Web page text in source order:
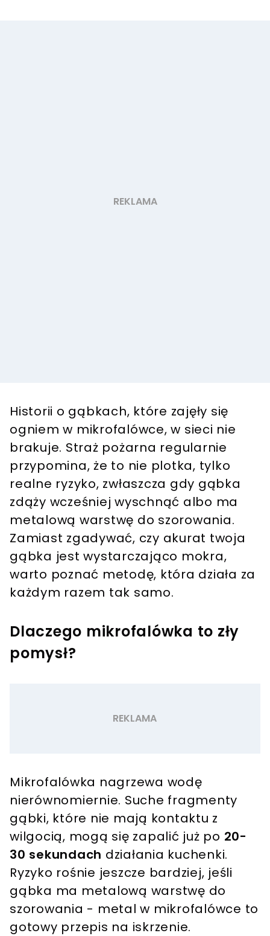
Historii o gąbkach, które zajęły się
ogniem w mikrofalówce, w sieci nie
brakuje. Straż pożarna regularnie
przypomina, że to nie plotka, tylko
realne ryzyko, zwłaszcza gdy gąbka
zdąży wcześniej wyschnąć albo ma
metalową warstwę do szorowania.
Zamiast zgadywać, czy akurat twoja
gąbka jest wystarczająco mokra,
warto poznać metodę, która działa za
każdym razem tak samo.
Dlaczego mikrofalówka to zły
pomysł?
Mikrofalówka nagrzewa wodę
nierównomiernie. Suche fragmenty
gąbki, które nie mają kontaktu z
wilgocią, mogą się zapalić już po 20-
30 sekundach działania kuchenki.
Ryzyko rośnie jeszcze bardziej, jeśli
gąbka ma metalową warstwę do
szorowania - metal w mikrofalówce to
gotowy przepis na iskrzenie.